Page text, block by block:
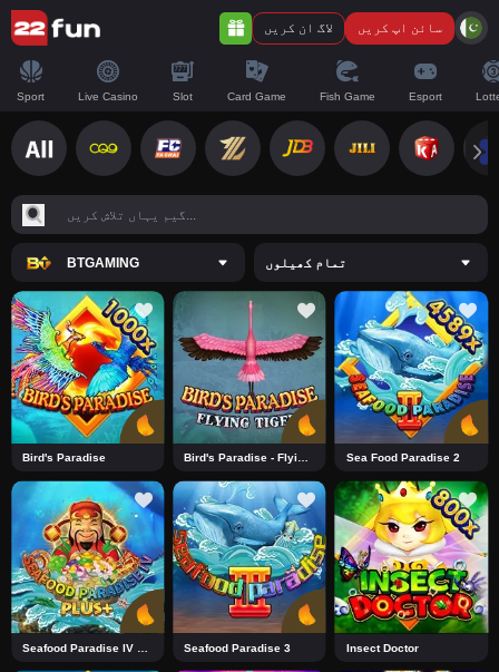
سائن اپ کریں لاگ ان کریں
Sport Live Casino Slot Card Game Fish Game Esport
BTGAMING تمام کھیلوں
Bird's Paradise Bird's Paradise - Flying Tiger Sea Food Paradise 2
Seafood Paradise 3 Insect Doctor